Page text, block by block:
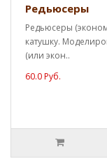
Редьюсеры
Редьюсеры
катушку.
(или экон..
60.0 Руб.